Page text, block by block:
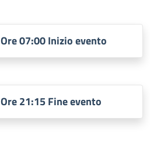
Ore 07:00 Inizio evento
Ore 21:15 Fine evento